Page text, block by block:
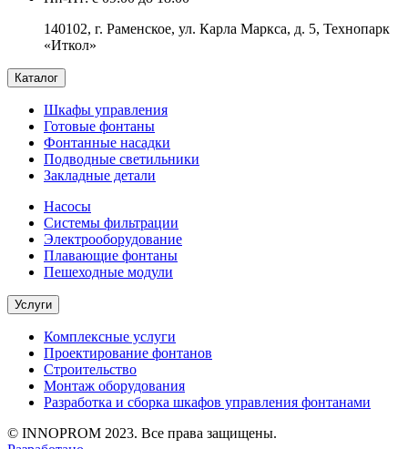
140102, г. Раменское, ул. Карла Маркса, д. 5, Технопарк
«Иткол»
Каталог
Шкафы управления
Готовые фонтаны
Фонтанные насадки
Подводные светильники
Закладные детали
Насосы
Системы фильтрации
Электрооборудование
Плавающие фонтаны
Пешеходные модули
Услуги
Комплексные услуги
Проектирование фонтанов
Строительство
Монтаж оборудования
Разработка и сборка шкафов управления фонтанами
© INNOPROM 2023. Все права защищены.